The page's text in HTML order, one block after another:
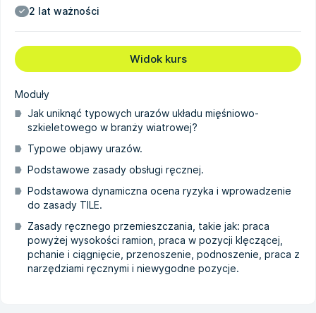
2 lat ważności
Widok kurs
Moduły
Jak uniknąć typowych urazów układu mięśniowo-
szkieletowego w branży wiatrowej?
Typowe objawy urazów.
Podstawowe zasady obsługi ręcznej.
Podstawowa dynamiczna ocena ryzyka i wprowadzenie
do zasady TILE.
Zasady ręcznego przemieszczania, takie jak: praca
powyżej wysokości ramion, praca w pozycji klęczącej,
pchanie i ciągnięcie, przenoszenie, podnoszenie, praca z
narzędziami ręcznymi i niewygodne pozycje.